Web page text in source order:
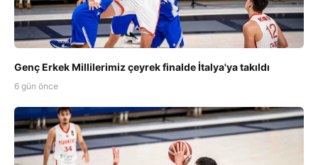
Genç Erkek Millilerimiz çeyrek finalde İtalya'ya takıldı
6 gün önce